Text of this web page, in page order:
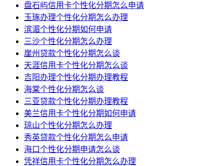
盘石屿信用卡个性化分期怎么申请
玉琢办理个性化分期怎么办理
滨湄个性化分期如何申请
三沙个性化分期怎么办理
崖州贷款个性化分期怎么谈
天涯信用卡个性化分期怎么谈
吉阳办理个性化分期办理教程
海棠个性化分期怎么谈
三亚贷款个性化分期办理教程
美兰信用卡个性化分期如何申请
琼山个性化分期怎么办理
秀英贷款个性化分期怎么申请
海口个性化分期申请怎么谈
凭祥信用卡个性化分期怎么办理